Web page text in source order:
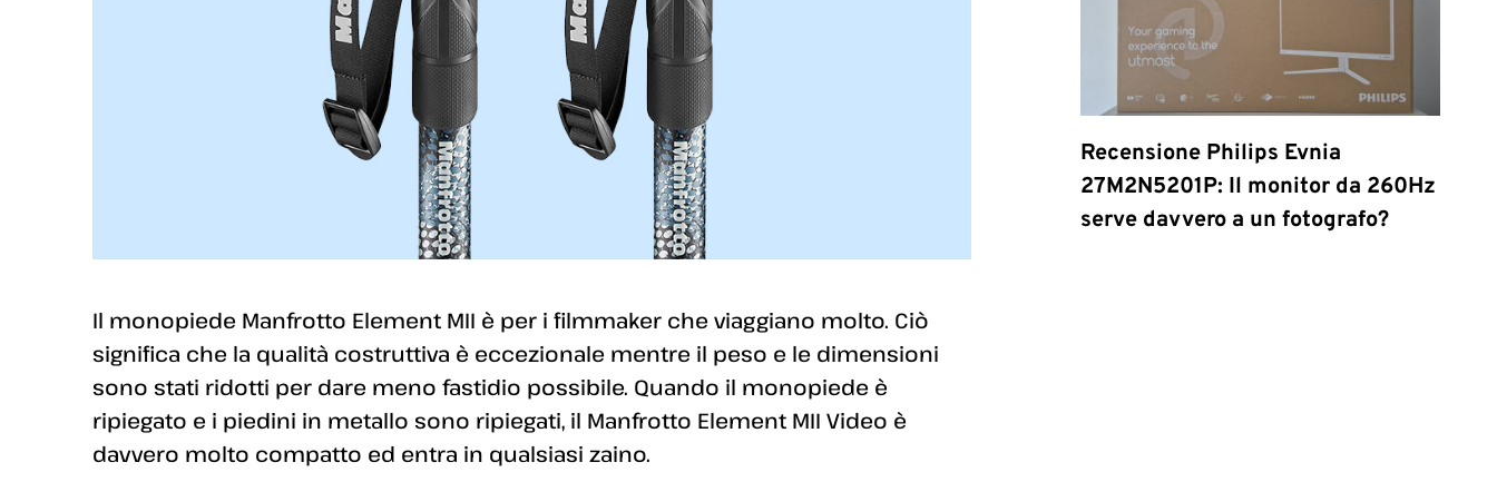
Il monopiede Manfrotto Element MII è per i filmmaker che viaggiano molto. Ciò
significa che la qualità costruttiva è eccezionale mentre il peso e le dimensioni
sono stati ridotti per dare meno fastidio possibile. Quando il monopiede è
ripiegato e i piedini in metallo sono ripiegati, il Manfrotto Element MII Video è
davvero molto compatto ed entra in qualsiasi zaino.
Recensione Philips Evnia
27M2N5201P: Il monitor da 260Hz
serve davvero a un fotografo?